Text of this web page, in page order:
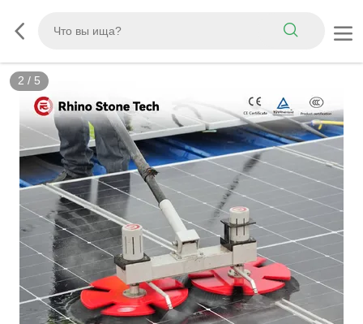
3 / 5